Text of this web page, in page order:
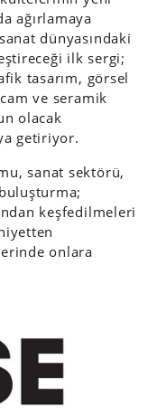
ağırlamaya
dünyasındaki
ilk sergi;
tasarım, görsel
ve seramik
olacak
getiriyor.
sanat sektörü,
keşfedilmeleri
onlara